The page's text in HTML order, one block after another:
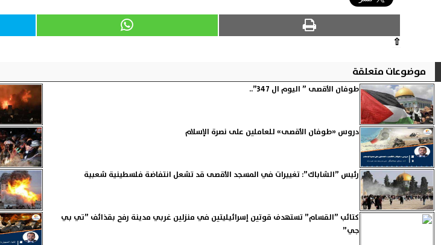
⇧
موضوعات متعلقة
طوفان الأقصى ” اليوم ال 347”..
دروس «طوفان الأقصى» للعاملين على نصرة الإسلام
رئيس ”الشاباك”: تغييرات في المسجد الأقصى قد تشعل انتفاضة فلسطينية شعبية
كتائب ”القسام” تستهدف قوتين إسرائيليتين في منزلين غربي مدينة رفح بقذائف ”تي بي
جي”